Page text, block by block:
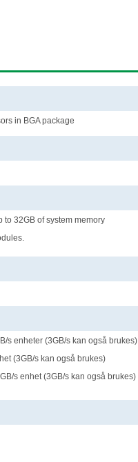
in BGA package
to 32GB of system memory
s enheter (3GB/s kan også brukes)
(3GB/s kan også brukes)
s enhet (3GB/s kan også brukes)